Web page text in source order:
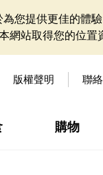
您提供更佳的體
站取得您的位置
版權聲明 聯
購物